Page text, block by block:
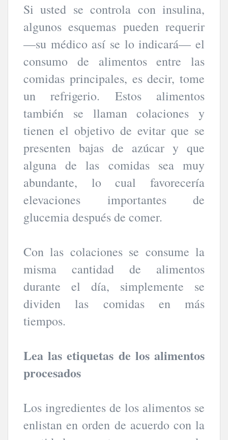
Si usted se controla con insulina,
algunos esquemas pueden requerir
—su médico así se lo indicará— el
consumo de alimentos entre las
comidas principales, es decir, tome
un refrigerio. Estos alimentos
también se llaman colaciones y
tienen el objetivo de evitar que se
presenten bajas de azúcar y que
alguna de las comidas sea muy
abundante, lo cual favorecería
elevaciones importantes de
glucemia después de comer.
Con las colaciones se consume la
misma cantidad de alimentos
durante el día, simplemente se
dividen las comidas en más
tiempos.
Lea las etiquetas de los alimentos
procesados
Los ingredientes de los alimentos se
enlistan en orden de acuerdo con la